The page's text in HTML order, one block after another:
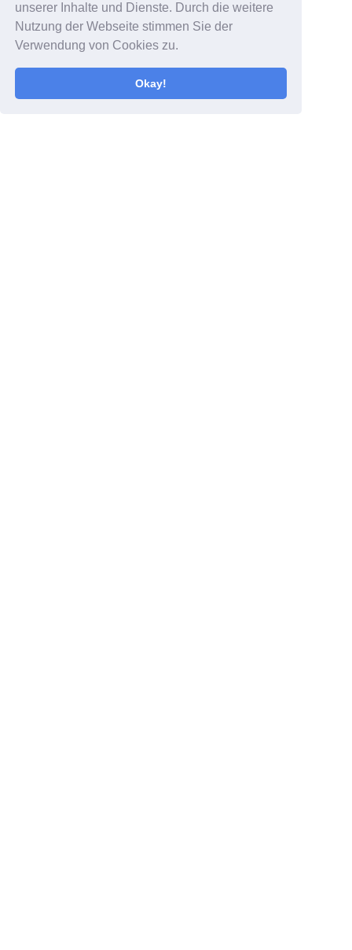
unserer Inhalte und Dienste. Durch die weitere
Nutzung der Webseite stimmen Sie der
Verwendung von Cookies zu.
Okay!